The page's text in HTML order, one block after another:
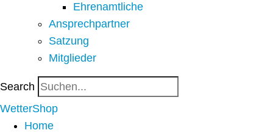
Ehrenamtliche
Ansprechpartner
Satzung
Mitglieder
Search
WetterShop
Home